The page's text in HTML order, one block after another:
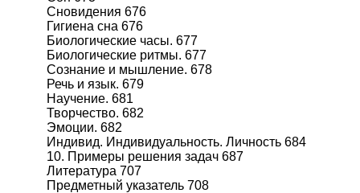
Сновидения 676
Гигиена сна 676
Биологические часы. 677
Биологические ритмы. 677
Сознание и мышление. 678
Речь и язык. 679
Научение. 681
Творчество. 682
Эмоции. 682
Индивид. Индивидуальность. Личность 684
10. Примеры решения задач 687
Литература 707
Предметный указатель 708